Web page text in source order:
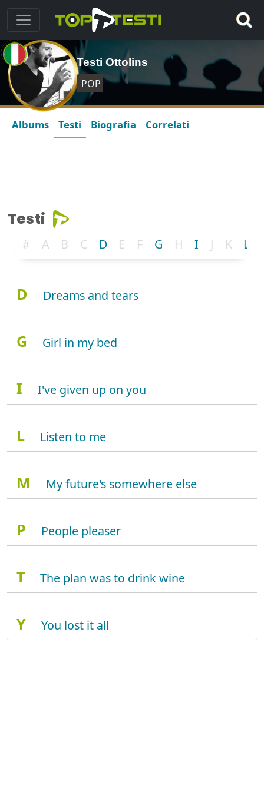
Testi Ottolins
POP
Albums Testi Biografia Correlati
Testi
# A B C D E F G H I J K L
D Dreams and tears
G Girl in my bed
I I've given up on you
L Listen to me
M My future's somewhere else
P People pleaser
T The plan was to drink wine
Y You lost it all